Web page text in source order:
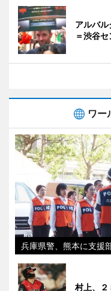
アルバ
＝渋谷
ワー
兵庫県警、熊本に支援
村上、